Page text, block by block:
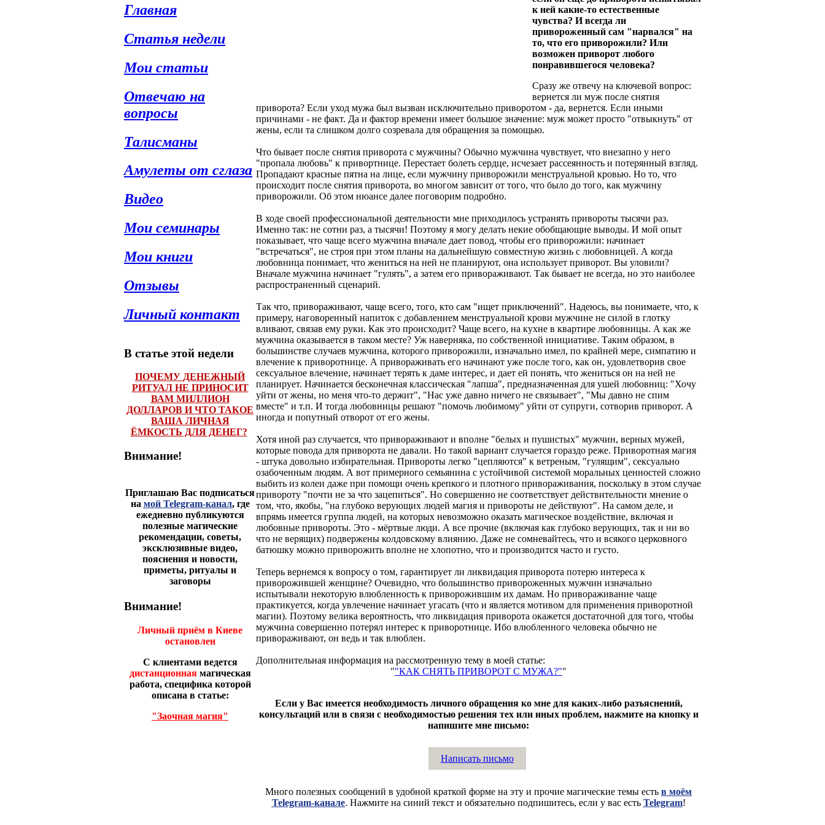
Главная
Статья недели
Мои статьи
Отвечаю на
вопросы
Талисманы
Амулеты от сглаза
Видео
Мои семинары
Мои книги
Отзывы
Личный контакт
В статье этой недели
ПОЧЕМУ ДЕНЕЖНЫЙ
РИТУАЛ НЕ ПРИНОСИТ
ВАМ МИЛЛИОН
ДОЛЛАРОВ И ЧТО ТАКОЕ
ВАША ЛИЧНАЯ
ЁМКОСТЬ ДЛЯ ДЕНЕГ?
Внимание!
Приглашаю Вас подписаться
на мой Telegram-канал, где
ежедневно публикуются
полезные магические
рекомендации, советы,
эксклюзивные видео,
пояснения и новости,
приметы, ритуалы и
заговоры
Внимание!
Личный приём в Киеве
остановлен
С клиентами ведется
дистанционнаямагическая
работа, специфика которой
описана в статье:
"Заочная магия"
к ней какие-то естественные
чувства? И всегда ли
привороженный сам "нарвался" на
то, что его приворожили? Или
возможен приворот любого
понравившегося человека?
Сразу же отвечу на ключевой вопрос:
вернется ли муж после снятия
приворота? Если уход мужа был вызван исключительно приворотом - да, вернется. Если иными
причинами - не факт. Да и фактор времени имеет большое значение: муж может просто "отвыкнуть" от
жены, если та слишком долго созревала для обращения за помощью.
Что бывает после снятия приворота с мужчины? Обычно мужчина чувствует, что внезапно у него
"пропала любовь" к привортнице. Перестает болеть сердце, исчезает рассеянность и потерянный взгляд.
Пропадают красные пятна на лице, если мужчину приворожили менструальной кровью. Но то, что
происходит после снятия приворота, во многом зависит от того, что было до того, как мужчину
приворожили. Об этом нюансе далее поговорим подробно.
В ходе своей профессиональной деятельности мне приходилось устранять привороты тысячи раз.
Именно так: не сотни раз, а тысячи! Поэтому я могу делать некие обобщающие выводы. И мой опыт
показывает, что чаще всего мужчина вначале дает повод, чтобы его приворожили: начинает
"встречаться", не строя при этом планы на дальнейшую совместную жизнь с любовницей. А когда
любовница понимает, что жениться на ней не планируют, она использует приворот. Вы уловили?
Вначале мужчина начинает "гулять", а затем его привораживают. Так бывает не всегда, но это наиболее
распространенный сценарий.
Так что, привораживают, чаще всего, того, кто сам "ищет приключений". Надеюсь, вы понимаете, что, к
примеру, наговоренный напиток с добавлением менструальной крови мужчине не силой в глотку
вливают, связав ему руки. Как это происходит? Чаще всего, на кухне в квартире любовницы. А как же
мужчина оказывается в таком месте? Уж наверняка, по собственной инициативе. Таким образом, в
большинстве случаев мужчина, которого приворожили, изначально имел, по крайней мере, симпатию и
влечение к приворотнице. А привораживать его начинают уже после того, как он, удовлетворив свое
сексуальное влечение, начинает терять к даме интерес, и дает ей понять, что жениться он на ней не
планирует. Начинается бесконечная классическая "лапша", предназначенная для ушей любовниц: "Хочу
уйти от жены, но меня что-то держит", "Нас уже давно ничего не связывает", "Мы давно не спим
вместе" и т.п. И тогда любовницы решают "помочь любимому" уйти от супруги, сотворив приворот. А
иногда и попутный отворот от его жены.
Хотя иной раз случается, что привораживают и вполне "белых и пушистых" мужчин, верных мужей,
которые повода для приворота не давали. Но такой вариант случается гораздо реже. Приворотная магия
- штука довольно избирательная. Привороты легко "цепляются" к ветреным, "гулящим", сексуально
озабоченным людям. А вот примерного семьянина с устойчивой системой моральных ценностей сложно
выбить из колеи даже при помощи очень крепкого и плотного привораживания, поскольку в этом случае
привороту "почти не за что зацепиться". Но совершенно не соответствует действительности мнение о
том, что, якобы, "на глубоко верующих людей магия и привороты не действуют". На самом деле, и
впрямь имеется группа людей, на которых невозможно оказать магическое воздействие, включая и
любовные привороты. Это - мёртвые люди. А все прочие (включая как глубоко верующих, так и ни во
что не верящих) подвержены колдовскому влиянию. Даже не сомневайтесь, что и всякого церковного
батюшку можно приворожить вполне не хлопотно, что и производится часто и густо.
Теперь вернемся к вопросу о том, гарантирует ли ликвидация приворота потерю интереса к
приворожившей женщине? Очевидно, что большинство привороженных мужчин изначально
испытывали некоторую влюбленность к приворожившим их дамам. Но привораживание чаще
практикуется, когда увлечение начинает угасать (что и является мотивом для применения приворотной
магии). Поэтому велика вероятность, что ликвидация приворота окажется достаточной для того, чтобы
мужчина совершенно потерял интерес к приворотнице. Ибо влюбленного человека обычно не
привораживают, он ведь и так влюблен.
Дополнительная информация на рассмотренную тему в моей статье:
""КАК СНЯТЬ ПРИВОРОТ С МУЖА?""
Если у Вас имеется необходимость личного обращения ко мне для каких-либо разъяснений,
консультаций или в связи с необходимостью решения тех или иных проблем, нажмите на кнопку и
напишите мне письмо:
Написать письмо
Много полезных сообщений в удобной краткой форме на эту и прочие магические темы есть в моём
Telegram-канале. Нажмите на синий текст и обязательно подпишитесь, если у вас есть Telegram!